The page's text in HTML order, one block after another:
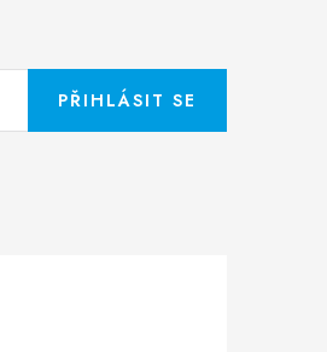
PŘIHLÁSIT SE